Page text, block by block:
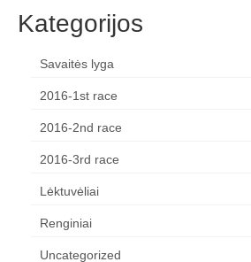
Kategorijos
Savaitės lyga
2016-1st race
2016-2nd race
2016-3rd race
Lėktuvėliai
Renginiai
Uncategorized